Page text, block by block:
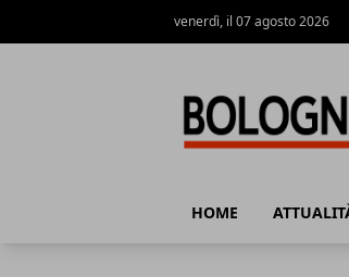
venerdì, il 07 agosto 2026
HOME